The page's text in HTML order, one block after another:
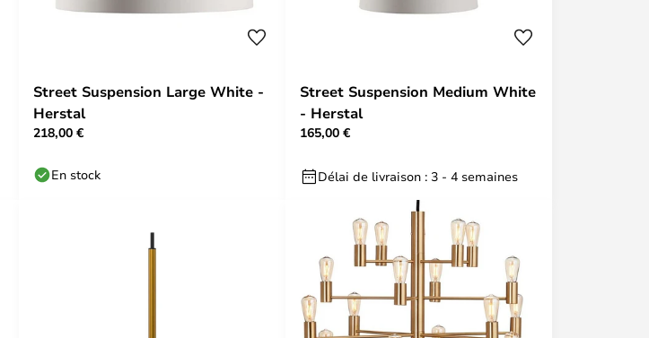
Street Suspension Large White -
Herstal
218,00 €
En stock
Street Suspension Medium White
- Herstal
165,00 €
Délai de livraison : 3 - 4 semaines